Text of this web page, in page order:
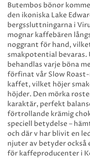
Butembos bönor
den ikoniska Lake
bergssluttningarna i
mognar kaffebären
noggrant för hand,
smakpotential bevaras.
behandlas varje böna
förfinat vår Slow
kaffet, vilket höjer
höjder. Den mörka
karaktär, perfekt
förtrollande krämig
speciell betydelse –
och där v har blivit en
njuter av betyder
för kaffeproducenter i